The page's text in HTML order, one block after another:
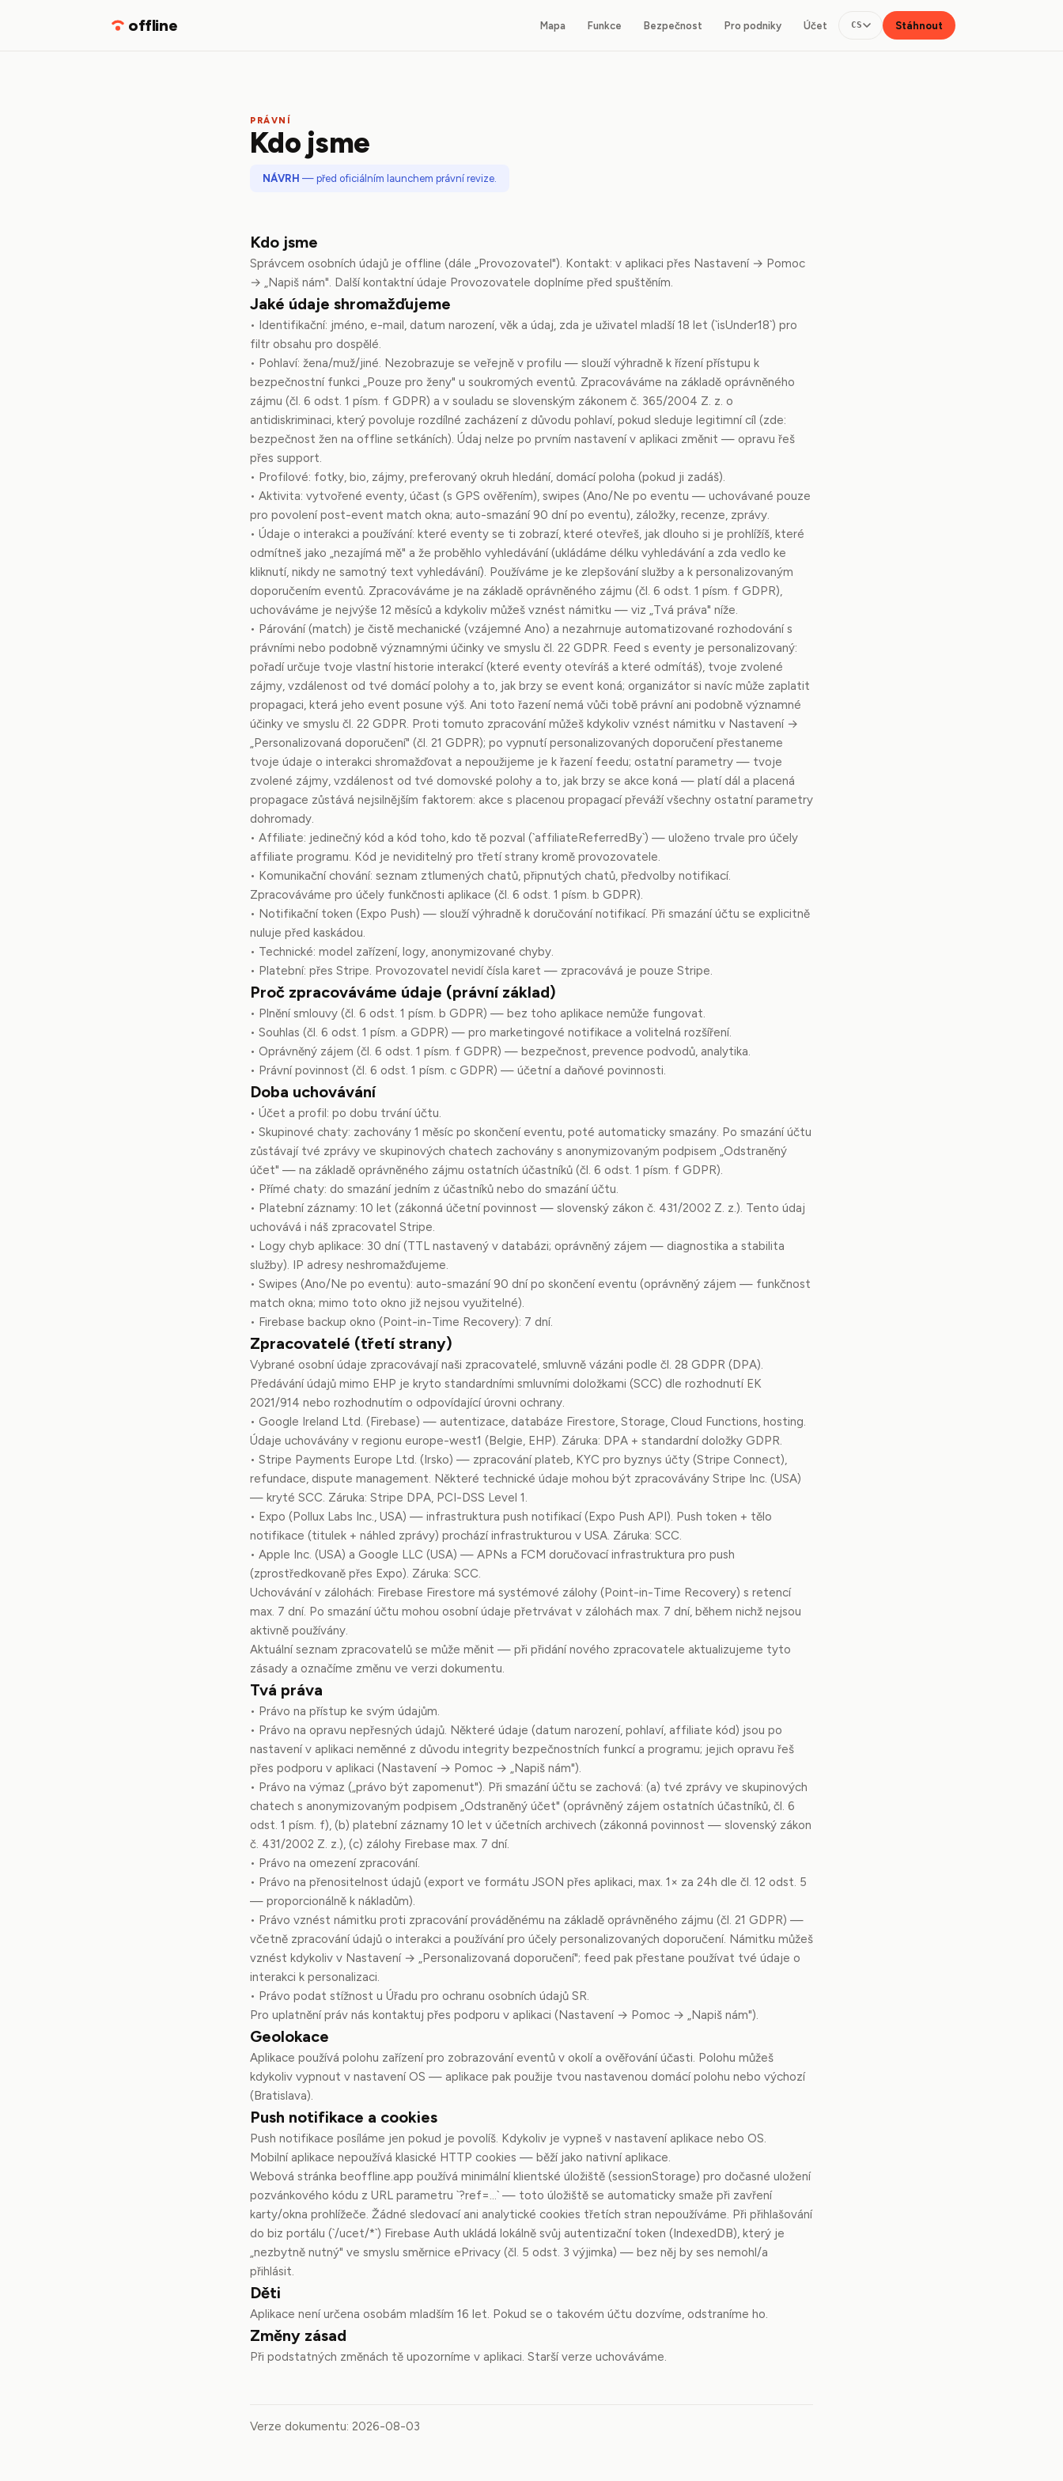
offline Mapa Funkce Bezpečnost Pro podniky Účet CS Stáhnout
PRÁVNÍ
Kdo jsme
NÁVRH — před oficiálním launchem právní revize.
Kdo jsme
Správcem osobních údajů je offline (dále „Provozovatel"). Kontakt: v aplikaci přes Nastavení → Pomoc
→ „Napiš nám". Další kontaktní údaje Provozovatele doplníme před spuštěním.
Jaké údaje shromažďujeme
• Identifikační: jméno, e-mail, datum narození, věk a údaj, zda je uživatel mladší 18 let (`isUnder18`) pro
filtr obsahu pro dospělé.
• Pohlaví: žena/muž/jiné. Nezobrazuje se veřejně v profilu — slouží výhradně k řízení přístupu k
bezpečnostní funkci „Pouze pro ženy" u soukromých eventů. Zpracováváme na základě oprávněného
zájmu (čl. 6 odst. 1 písm. f GDPR) a v souladu se slovenským zákonem č. 365/2004 Z. z. o
antidiskriminaci, který povoluje rozdílné zacházení z důvodu pohlaví, pokud sleduje legitimní cíl (zde:
bezpečnost žen na offline setkáních). Údaj nelze po prvním nastavení v aplikaci změnit — opravu řeš
přes support.
• Profilové: fotky, bio, zájmy, preferovaný okruh hledání, domácí poloha (pokud ji zadáš).
• Aktivita: vytvořené eventy, účast (s GPS ověřením), swipes (Ano/Ne po eventu — uchovávané pouze
pro povolení post-event match okna; auto-smazání 90 dní po eventu), záložky, recenze, zprávy.
• Údaje o interakci a používání: které eventy se ti zobrazí, které otevřeš, jak dlouho si je prohlížíš, které
odmítneš jako „nezajímá mě" a že proběhlo vyhledávání (ukládáme délku vyhledávání a zda vedlo ke
kliknutí, nikdy ne samotný text vyhledávání). Používáme je ke zlepšování služby a k personalizovaným
doporučením eventů. Zpracováváme je na základě oprávněného zájmu (čl. 6 odst. 1 písm. f GDPR),
uchováváme je nejvýše 12 měsíců a kdykoliv můžeš vznést námitku — viz „Tvá práva" níže.
• Párování (match) je čistě mechanické (vzájemné Ano) a nezahrnuje automatizované rozhodování s
právními nebo podobně významnými účinky ve smyslu čl. 22 GDPR. Feed s eventy je personalizovaný:
pořadí určuje tvoje vlastní historie interakcí (které eventy otevíráš a které odmítáš), tvoje zvolené
zájmy, vzdálenost od tvé domácí polohy a to, jak brzy se event koná; organizátor si navíc může zaplatit
propagaci, která jeho event posune výš. Ani toto řazení nemá vůči tobě právní ani podobně významné
účinky ve smyslu čl. 22 GDPR. Proti tomuto zpracování můžeš kdykoliv vznést námitku v Nastavení →
„Personalizovaná doporučení" (čl. 21 GDPR); po vypnutí personalizovaných doporučení přestaneme
tvoje údaje o interakci shromažďovat a nepoužijeme je k řazení feedu; ostatní parametry — tvoje
zvolené zájmy, vzdálenost od tvé domovské polohy a to, jak brzy se akce koná — platí dál a placená
propagace zůstává nejsilnějším faktorem: akce s placenou propagací převáží všechny ostatní parametry
dohromady.
• Affiliate: jedinečný kód a kód toho, kdo tě pozval (`affiliateReferredBy`) — uloženo trvale pro účely
affiliate programu. Kód je neviditelný pro třetí strany kromě provozovatele.
• Komunikační chování: seznam ztlumených chatů, připnutých chatů, předvolby notifikací.
Zpracováváme pro účely funkčnosti aplikace (čl. 6 odst. 1 písm. b GDPR).
• Notifikační token (Expo Push) — slouží výhradně k doručování notifikací. Při smazání účtu se explicitně
nuluje před kaskádou.
• Technické: model zařízení, logy, anonymizované chyby.
• Platební: přes Stripe. Provozovatel nevidí čísla karet — zpracovává je pouze Stripe.
Proč zpracováváme údaje (právní základ)
• Plnění smlouvy (čl. 6 odst. 1 písm. b GDPR) — bez toho aplikace nemůže fungovat.
• Souhlas (čl. 6 odst. 1 písm. a GDPR) — pro marketingové notifikace a volitelná rozšíření.
• Oprávněný zájem (čl. 6 odst. 1 písm. f GDPR) — bezpečnost, prevence podvodů, analytika.
• Právní povinnost (čl. 6 odst. 1 písm. c GDPR) — účetní a daňové povinnosti.
Doba uchovávání
• Účet a profil: po dobu trvání účtu.
• Skupinové chaty: zachovány 1 měsíc po skončení eventu, poté automaticky smazány. Po smazání účtu
zůstávají tvé zprávy ve skupinových chatech zachovány s anonymizovaným podpisem „Odstraněný
účet" — na základě oprávněného zájmu ostatních účastníků (čl. 6 odst. 1 písm. f GDPR).
• Přímé chaty: do smazání jedním z účastníků nebo do smazání účtu.
• Platební záznamy: 10 let (zákonná účetní povinnost — slovenský zákon č. 431/2002 Z. z.). Tento údaj
uchovává i náš zpracovatel Stripe.
• Logy chyb aplikace: 30 dní (TTL nastavený v databázi; oprávněný zájem — diagnostika a stabilita
služby). IP adresy neshromažďujeme.
• Swipes (Ano/Ne po eventu): auto-smazání 90 dní po skončení eventu (oprávněný zájem — funkčnost
match okna; mimo toto okno již nejsou využitelné).
• Firebase backup okno (Point-in-Time Recovery): 7 dní.
Zpracovatelé (třetí strany)
Vybrané osobní údaje zpracovávají naši zpracovatelé, smluvně vázáni podle čl. 28 GDPR (DPA).
Předávání údajů mimo EHP je kryto standardními smluvními doložkami (SCC) dle rozhodnutí EK
2021/914 nebo rozhodnutím o odpovídající úrovni ochrany.
• Google Ireland Ltd. (Firebase) — autentizace, databáze Firestore, Storage, Cloud Functions, hosting.
Údaje uchovávány v regionu europe-west1 (Belgie, EHP). Záruka: DPA + standardní doložky GDPR.
• Stripe Payments Europe Ltd. (Irsko) — zpracování plateb, KYC pro byznys účty (Stripe Connect),
refundace, dispute management. Některé technické údaje mohou být zpracovávány Stripe Inc. (USA)
— kryté SCC. Záruka: Stripe DPA, PCI-DSS Level 1.
• Expo (Pollux Labs Inc., USA) — infrastruktura push notifikací (Expo Push API). Push token + tělo
notifikace (titulek + náhled zprávy) prochází infrastrukturou v USA. Záruka: SCC.
• Apple Inc. (USA) a Google LLC (USA) — APNs a FCM doručovací infrastruktura pro push
(zprostředkovaně přes Expo). Záruka: SCC.
Uchovávání v zálohách: Firebase Firestore má systémové zálohy (Point-in-Time Recovery) s retencí
max. 7 dní. Po smazání účtu mohou osobní údaje přetrvávat v zálohách max. 7 dní, během nichž nejsou
aktivně používány.
Aktuální seznam zpracovatelů se může měnit — při přidání nového zpracovatele aktualizujeme tyto
zásady a označíme změnu ve verzi dokumentu.
Tvá práva
• Právo na přístup ke svým údajům.
• Právo na opravu nepřesných údajů. Některé údaje (datum narození, pohlaví, affiliate kód) jsou po
nastavení v aplikaci neměnné z důvodu integrity bezpečnostních funkcí a programu; jejich opravu řeš
přes podporu v aplikaci (Nastavení → Pomoc → „Napiš nám").
• Právo na výmaz („právo být zapomenut"). Při smazání účtu se zachová: (a) tvé zprávy ve skupinových
chatech s anonymizovaným podpisem „Odstraněný účet" (oprávněný zájem ostatních účastníků, čl. 6
odst. 1 písm. f), (b) platební záznamy 10 let v účetních archivech (zákonná povinnost — slovenský zákon
č. 431/2002 Z. z.), (c) zálohy Firebase max. 7 dní.
• Právo na omezení zpracování.
• Právo na přenositelnost údajů (export ve formátu JSON přes aplikaci, max. 1× za 24h dle čl. 12 odst. 5
— proporcionálně k nákladům).
• Právo vznést námitku proti zpracování prováděnému na základě oprávněného zájmu (čl. 21 GDPR) —
včetně zpracování údajů o interakci a používání pro účely personalizovaných doporučení. Námitku můžeš
vznést kdykoliv v Nastavení → „Personalizovaná doporučení"; feed pak přestane používat tvé údaje o
interakci k personalizaci.
• Právo podat stížnost u Úřadu pro ochranu osobních údajů SR.
Pro uplatnění práv nás kontaktuj přes podporu v aplikaci (Nastavení → Pomoc → „Napiš nám").
Geolokace
Aplikace používá polohu zařízení pro zobrazování eventů v okolí a ověřování účasti. Polohu můžeš
kdykoliv vypnout v nastavení OS — aplikace pak použije tvou nastavenou domácí polohu nebo výchozí
(Bratislava).
Push notifikace a cookies
Push notifikace posíláme jen pokud je povolíš. Kdykoliv je vypneš v nastavení aplikace nebo OS.
Mobilní aplikace nepoužívá klasické HTTP cookies — běží jako nativní aplikace.
Webová stránka beoffline.app používá minimální klientské úložiště (sessionStorage) pro dočasné uložení
pozvánkového kódu z URL parametru `?ref=...` — toto úložiště se automaticky smaže při zavření
karty/okna prohlížeče. Žádné sledovací ani analytické cookies třetích stran nepoužíváme. Při přihlašování
do biz portálu (`/ucet/*`) Firebase Auth ukládá lokálně svůj autentizační token (IndexedDB), který je
„nezbytně nutný" ve smyslu směrnice ePrivacy (čl. 5 odst. 3 výjimka) — bez něj by ses nemohl/a
přihlásit.
Děti
Aplikace není určena osobám mladším 16 let. Pokud se o takovém účtu dozvíme, odstraníme ho.
Změny zásad
Při podstatných změnách tě upozorníme v aplikaci. Starší verze uchováváme.
Verze dokumentu: 2026-08-03